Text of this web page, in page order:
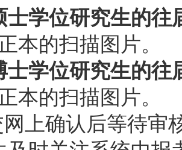
士学位研究生的往
本的扫描图片。
士学位研究生的往
本的扫描图片。
上确认后等待审